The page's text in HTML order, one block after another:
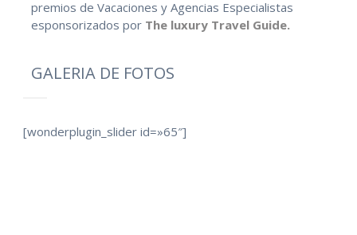
premios de Vacaciones y Agencias Especialistas
esponsorizados por The luxury Travel Guide.
GALERIA DE FOTOS
[wonderplugin_slider id=»65″]